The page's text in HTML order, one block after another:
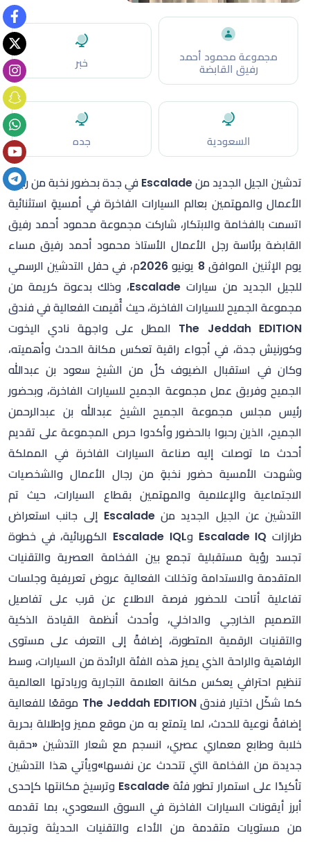
مجموعة محمود أحمد
رفيق القابضة
خبر
السعودية جده
تدشين الجيل الجديد من Escalade في جدة بحضور نخبة من رجال
الأعمال والمهتمين بعالم السيارات الفاخرة في أمسيةٍ استثنائية
اتسمت بالفخامة والابتكار، شاركت مجموعة محمود أحمد رفيق
القابضة برئاسة رجل الأعمال الأستاذ محمود أحمد رفيق مساء
يوم الإثنين الموافق 8 يونيو 2026م، في حفل التدشين الرسمي
للجيل الجديد من سيارات Escalade، وذلك بدعوة كريمة من
مجموعة الجميح للسيارات الفاخرة، حيث أُقيمت الفعالية في فندق
The Jeddah EDITION المطل على واجهة نادي اليخوت
وكورنيش جدة، في أجواء راقية تعكس مكانة الحدث وأهميته،
وكان في استقبال الضيوف كلٌ من الشيخ سعود بن عبدالله
الجميح وفريق عمل مجموعة الجميح للسيارات الفاخرة، وبحضور
رئيس مجلس مجموعة الجميح الشيخ عبدالله بن عبدالرحمن
الجميح، الذين رحبوا بالحضور وأكدوا حرص المجموعة على تقديم
أحدث ما توصلت إليه صناعة السيارات الفاخرة في المملكة
وشهدت الأمسية حضور نخبةٍ من رجال الأعمال والشخصيات
الاجتماعية والإعلامية والمهتمين بقطاع السيارات، حيث تم
التدشين عن الجيل الجديد من Escalade إلى جانب استعراض
طرازات Escalade IQ وEscalade IQL الكهربائية، في خطوة
تجسد رؤية مستقبلية تجمع بين الفخامة العصرية والتقنيات
المتقدمة والاستدامة وتخللت الفعالية عروض تعريفية وجلسات
تفاعلية أتاحت للحضور فرصة الاطلاع عن قرب على تفاصيل
التصميم الخارجي والداخلي، وأحدث أنظمة القيادة الذكية
والتقنيات الرقمية المتطورة، إضافةً إلى التعرف على مستوى
الرفاهية والراحة الذي يميز هذه الفئة الرائدة من السيارات، وسط
تنظيم احترافي يعكس مكانة العلامة التجارية وريادتها العالمية
كما شكّل اختيار فندق The Jeddah EDITION موقعًا للفعالية
إضافةً نوعية للحدث، لما يتمتع به من موقع مميز وإطلالة بحرية
خلابة وطابع معماري عصري، انسجم مع شعار التدشين «حقبة
جديدة من الفخامة التي تتحدث عن نفسها»ويأتي هذا التدشين
تأكيدًا على استمرار تطور فئة Escalade وترسيخ مكانتها كإحدى
أبرز أيقونات السيارات الفاخرة في السوق السعودي، بما تقدمه
من مستويات متقدمة من الأداء والتقنيات الحديثة وتجربة